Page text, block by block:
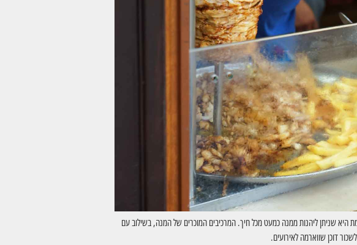
היא שניתן ליהנות ממנה כמעט מכל חיך. המרכיבים המוכרים של המנה, בשילוב עם
דוכן שווארמה לאירועים.